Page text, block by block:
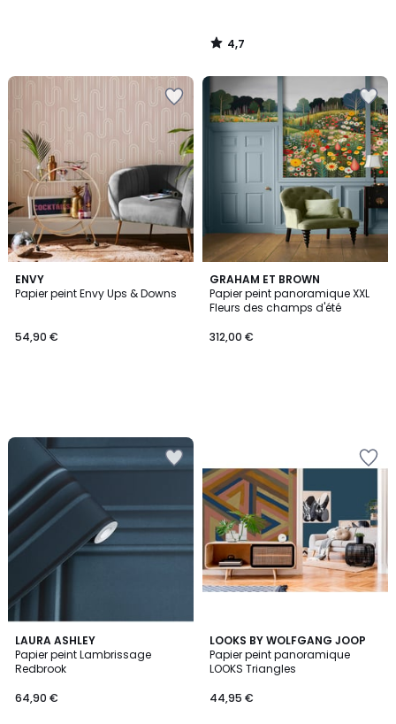
4,7
/
ENVY
Papier peint Envy Ups & Downs
54,90 €
GRAHAM ET BROWN
Papier peint panoramique XXL
Fleurs des champs d'été
312,00 €
LAURA ASHLEY
Papier peint Lambrissage
Redbrook
64,90 €
LOOKS BY WOLFGANG JOOP
Papier peint panoramique
LOOKS Triangles
44,95 €